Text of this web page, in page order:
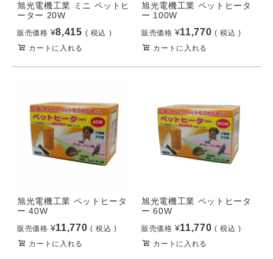
旭光電機工業 ミニ ペットヒ
ーター 20W
販売価格 ¥8,415
税込
カートに入れる
旭光電機工業 ペットヒータ
ー 100W
販売価格 ¥11,770
税込
カートに入れる
旭光電機工業 ペットヒータ
ー 40W
販売価格 ¥11,770
税込
カートに入れる
旭光電機工業 ペットヒータ
ー 60W
販売価格 ¥11,770
税込
カートに入れる